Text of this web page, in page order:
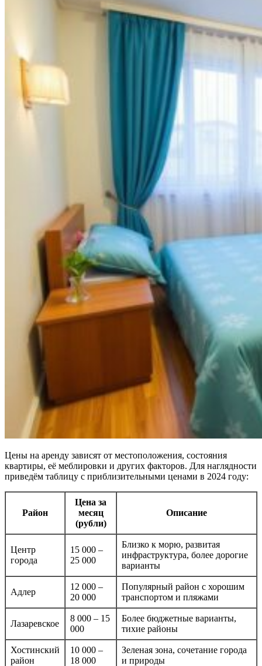
Цены на аренду зависят от местоположения, состояния
квартиры, её меблировки и других факторов. Для наглядности
приведём таблицу с приблизительными ценами в 2024 году:
Район
Цена за
месяц
(рубли)
Описание
Центр
города
15 000 –
25 000
Близко к морю, развитая
инфраструктура, более дорогие
варианты
Адлер
12 000 –
20 000
Популярный район с хорошим
транспортом и пляжами
Лазаревское
8 000 – 15
000
Более бюджетные варианты,
тихие районы
Хостинский
район
10 000 –
18 000
Зеленая зона, сочетание города
и природы